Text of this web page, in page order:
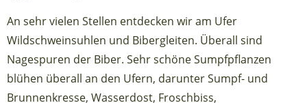
An sehr vielen Stellen entdecken wir am Ufer
Wildschweinsuhlen und Bibergleiten. Überall sind
Nagespuren der Biber. Sehr schöne Sumpfpflanzen
blühen überall an den Ufern, darunter Sumpf- und
Brunnenkresse, Wasserdost, Froschbiss,